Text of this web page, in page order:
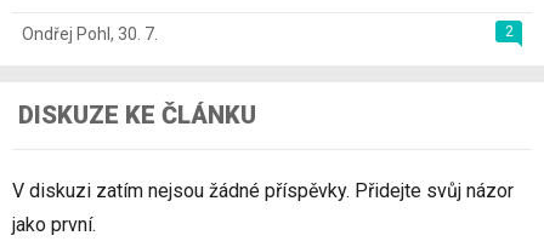
2
Ondřej Pohl , 30. 7.
DISKUZE KE ČLÁNKU
V diskuzi zatím nejsou žádné příspěvky. Přidejte svůj názor
jako první.